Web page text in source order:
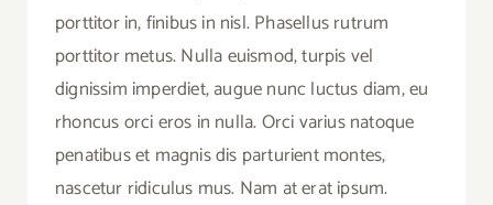
porttitor in, finibus in nisl. Phasellus rutrum
porttitor metus. Nulla euismod, turpis vel
dignissim imperdiet, augue nunc luctus diam, eu
rhoncus orci eros in nulla. Orci varius natoque
penatibus et magnis dis parturient montes,
nascetur ridiculus mus. Nam at erat ipsum.